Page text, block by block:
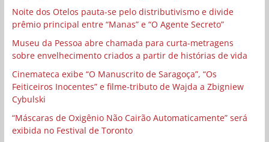
Noite dos Otelos pauta-se pelo distributivismo e divide
prêmio principal entre “Manas” e “O Agente Secreto”
Museu da Pessoa abre chamada para curta-metragens
sobre envelhecimento criados a partir de histórias de vida
Cinemateca exibe “O Manuscrito de Saragoça”, “Os
Feiticeiros Inocentes” e filme-tributo de Wajda a Zbigniew
Cybulski
“Máscaras de Oxigênio Não Cairão Automaticamente” será
exibida no Festival de Toronto